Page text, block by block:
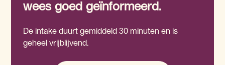
wees goed geïnformeerd.
De intake duurt gemiddeld 30 minuten en is
geheel vrijblijvend.